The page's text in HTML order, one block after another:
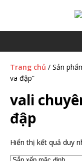
Trang chủ / Sản
va đập”
vali
đập
Hiển thị kết quả duy